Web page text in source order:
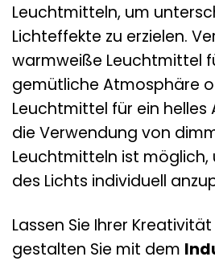
Leuchtmitteln, um
Lichteffekte zu erzielen.
warmweiße Leuchtmittel
gemütliche Atmosphäre
Leuchtmittel für ein helles
die Verwendung von
Leuchtmitteln ist möglich,
des Lichts individuell
Lassen Sie Ihrer
gestalten Sie mit dem